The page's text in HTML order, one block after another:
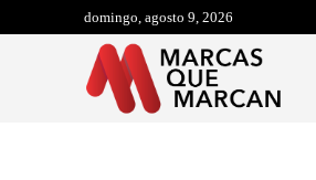
domingo, agosto 9, 2026